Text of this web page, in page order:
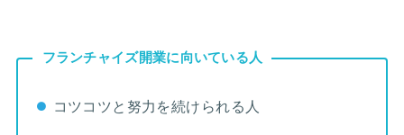
フランチャイズ開業に向いている人
コツコツと努力を続けられる人